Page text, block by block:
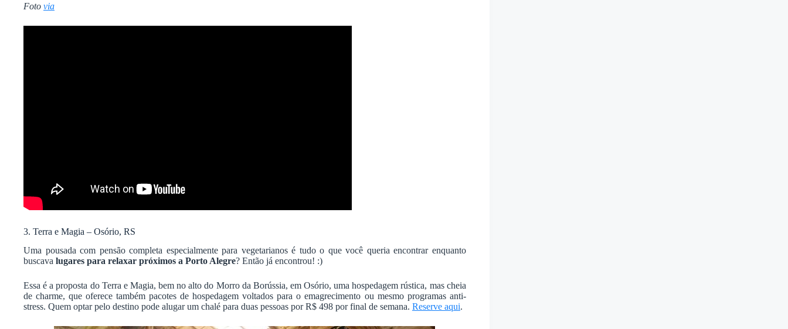
Foto via
3. Terra e Magia – Osório, RS
Uma pousada com pensão completa especialmente para vegetarianos é tudo o que você queria encontrar enquanto
buscava lugares para relaxar próximos a Porto Alegre? Então já encontrou! :)
Essa é a proposta do Terra e Magia, bem no alto do Morro da Borússia, em Osório, uma hospedagem rústica, mas cheia
de charme, que oferece também pacotes de hospedagem voltados para o emagrecimento ou mesmo programas anti-
stress. Quem optar pelo destino pode alugar um chalé para duas pessoas por R$ 498 por final de semana. Reserve aqui.